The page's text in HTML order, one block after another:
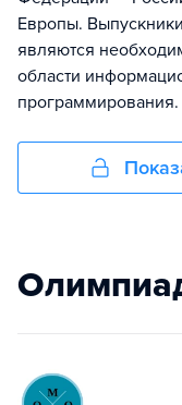
Европы.
являются
области
программирования.